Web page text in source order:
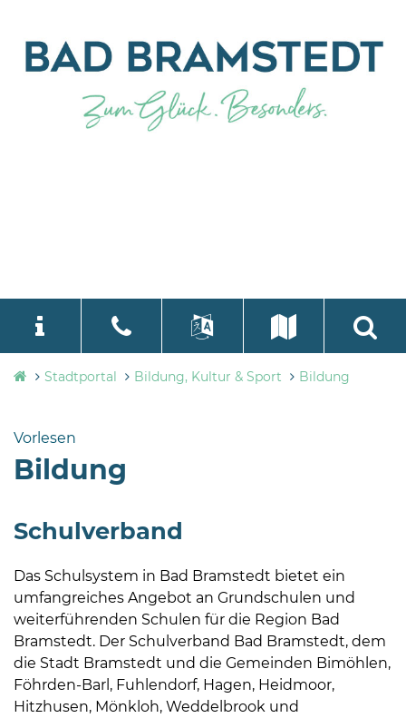
Stadtverwaltung
Bramstedt
Bleeck 15-
Bramstedt
506-
zentrale@badbramstedt.de
Mo,
Di,
Fr
08
language
Select Language
Stadtportal Bildung, Kultur & Sport Bildung
Vorlesen
Bildung
Schulverband
Das Schulsystem in Bad Bramstedt bietet ein
umfangreiches Angebot an Grundschulen und
weiterführenden Schulen für die Region Bad
Bramstedt. Der Schulverband Bad Bramstedt, dem
die Stadt Bramstedt und die Gemeinden Bimöhlen,
Föhrden-Barl, Fuhlendorf, Hagen, Heidmoor,
Hitzhusen, Mönkloh, Weddelbrook und